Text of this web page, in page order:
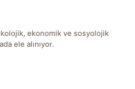
ekonomik ve sosyolojik
ele alınıyor.